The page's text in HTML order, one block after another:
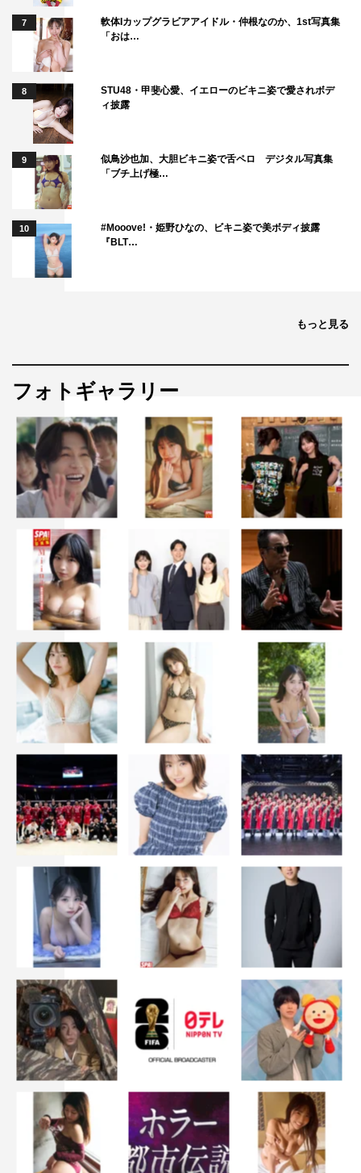
7
軟体Iカップグラビアアイドル・仲根なのか、1st写真集
「おは…
8
STU48・甲斐心愛、イエローのビキニ姿で愛されボデ
ィ披露
9
似鳥沙也加、大胆ビキニ姿で舌ペロ デジタル写真集
「ブチ上げ極…
10
#Mooove!・姫野ひなの、ビキニ姿で美ボディ披露
『BLT…
もっと見る
フォトギャラリー